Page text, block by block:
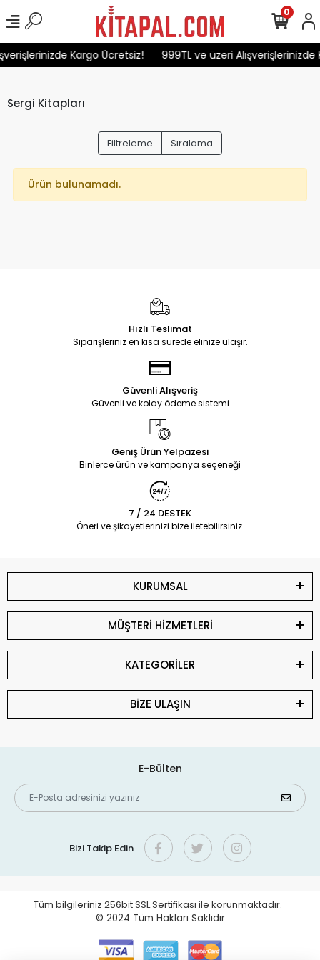
Kargo Ücretsiz! 999TL ve üzeri Alışverişlerinizde
0
Sergi Kitapları
Filtreleme Sıralama
Ürün bulunamadı.
Hızlı Teslimat
Siparişleriniz en kısa sürede elinize ulaşır.
Güvenli Alışveriş
Güvenli ve kolay ödeme sistemi
Geniş Ürün Yelpazesi
Binlerce ürün ve kampanya seçeneği
7 / 24 DESTEK
Öneri ve şikayetlerinizi bize iletebilirsiniz.
KURUMSAL
MÜŞTERİ HİZMETLERİ
KATEGORİLER
BİZE ULAŞIN
E-Bülten
Bizi Takip Edin
Tüm bilgileriniz 256bit SSL Sertifikası ile korunmaktadır.
© 2024 Tüm Hakları Saklıdır